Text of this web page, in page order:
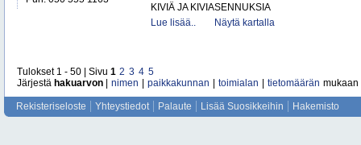
KIVIÄ JA KIVIASENNUKSIA
Lue lisää..
Näytä kartalla
Tulokset 1 - 50 | Sivu 1 2 3 4 5
Järjestä hakuarvon nimen paikkakunnan toimialan tietomäärän mukaan
Rekisteriseloste Yhteystiedot Palaute Lisää Suosikkeihin Hakemisto